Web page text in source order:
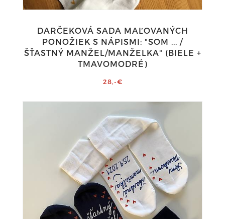
DARČEKOVÁ SADA MAĽOVANÝCH
PONOŽIEK S NÁPISMI: "SOM ... /
ŠŤASTNÝ MANŽEL/MANŽELKA" (BIELE +
TMAVOMODRÉ)
28,-€